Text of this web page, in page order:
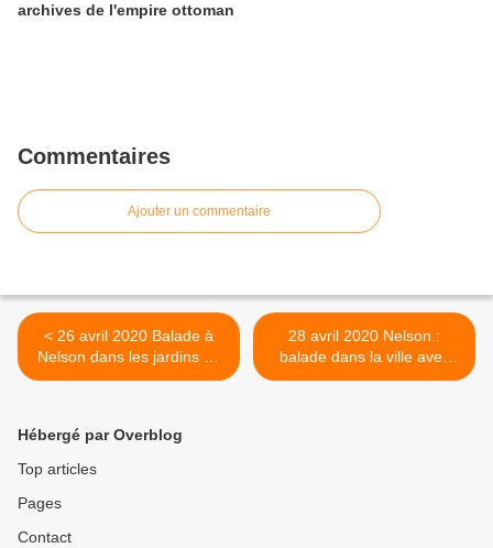
archives de l'empire ottoman
Commentaires
Ajouter un commentaire
< 26 avril 2020 Balade à
Nelson dans les jardins de
la ville.
28 avril 2020 Nelson :
balade dans la ville avec
ses sculptures, parcs et son
Hébergé par Overblog
Top articles
Pages
Contact